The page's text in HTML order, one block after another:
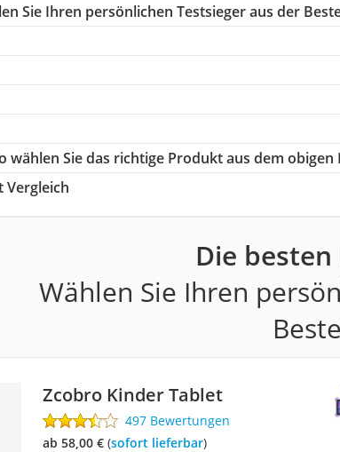
Sie Ihren persönlichen Testsieger aus der
wählen Sie das richtige Produkt aus dem
Vergleich
Die
Wählen Sie Ihren
Zcobro Kinder Tablet
497 Bewertungen
ab 58,00 €( Sofort lieferbar)